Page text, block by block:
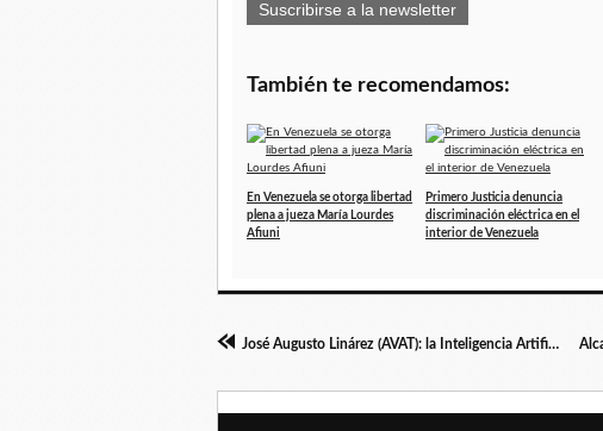
Suscribirse a la newsletter
También te recomendamos:
En Venezuela se otorga libertad
plena a jueza María Lourdes
Afiuni
Primero Justicia denuncia
discriminación eléctrica en el
interior de Venezuela
José Augusto Linárez (AVAT): la Inteligencia Artificial ofrece ventajas a la producción agrícola